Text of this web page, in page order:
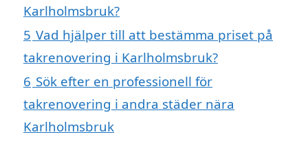
Karlholmsbruk?
5 Vad hjälper till att bestämma priset på
takrenovering i Karlholmsbruk?
6 Sök efter en professionell för
takrenovering i andra städer nära
Karlholmsbruk